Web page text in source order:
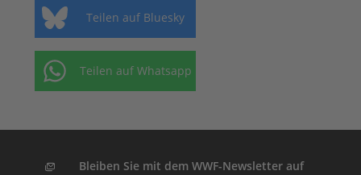
Teilen auf Bluesky
Teilen auf Whatsapp
Bleiben Sie mit dem WWF-Newsletter auf